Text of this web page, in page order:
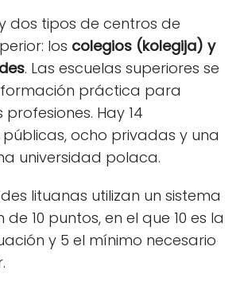
dos tipos de centros de
los colegios (kolegija) y
. Las escuelas superiores se
práctica para
Hay 14
ocho privadas y una
universidad polaca.
lituanas utilizan un sistema
10 puntos, en el que 10 es la
y 5 el mínimo necesario